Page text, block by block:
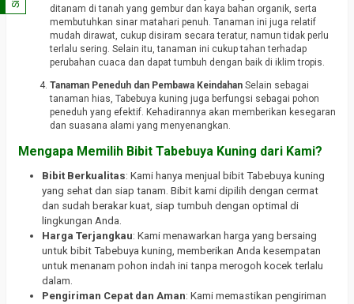
ditanam di tanah yang gembur dan kaya bahan organik, serta
membutuhkan sinar matahari penuh. Tanaman ini juga relatif
mudah dirawat, cukup disiram secara teratur, namun tidak perlu
terlalu sering. Selain itu, tanaman ini cukup tahan terhadap
perubahan cuaca dan dapat tumbuh dengan baik di iklim tropis.
Tanaman Peneduh dan Pembawa Keindahan Selain sebagai
tanaman hias, Tabebuya kuning juga berfungsi sebagai pohon
peneduh yang efektif. Kehadirannya akan memberikan kesegaran
dan suasana alami yang menyenangkan.
Mengapa Memilih Bibit Tabebuya Kuning dari Kami?
Bibit Berkualitas: Kami hanya menjual bibit Tabebuya kuning
yang sehat dan siap tanam. Bibit kami dipilih dengan cermat
dan sudah berakar kuat, siap tumbuh dengan optimal di
lingkungan Anda.
Harga Terjangkau: Kami menawarkan harga yang bersaing
untuk bibit Tabebuya kuning, memberikan Anda kesempatan
untuk menanam pohon indah ini tanpa merogoh kocek terlalu
dalam.
Pengiriman Cepat dan Aman: Kami memastikan pengiriman